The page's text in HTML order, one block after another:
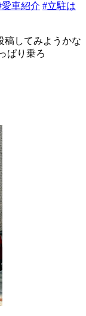
愛車紹介 #立駐は
稿してみようかな
ぱり乗ろ